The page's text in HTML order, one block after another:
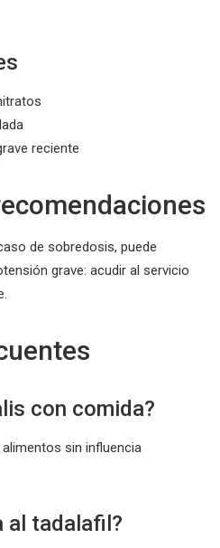
reciente
de sobredosis, puede
grave: acudir al servicio
con comida?
sin influencia
al tadalafil?